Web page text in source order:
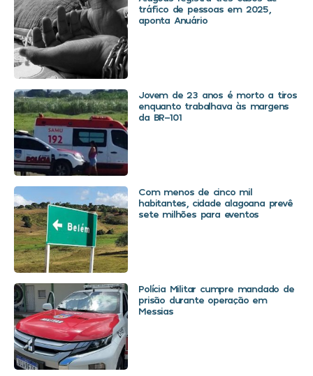
tráfico de pessoas em 2025,
aponta Anuário
Jovem de 23 anos é morto a tiros
enquanto trabalhava às margens
da BR-101
Com menos de cinco mil
habitantes, cidade alagoana prevê
sete milhões para eventos
Polícia Militar cumpre mandado de
prisão durante operação em
Messias